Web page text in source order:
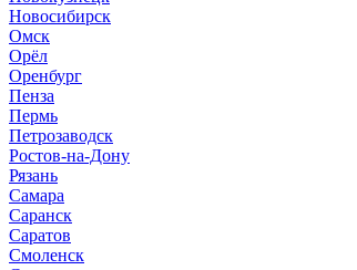
Новосибирск
Омск
Орёл
Оренбург
Пенза
Пермь
Петрозаводск
Ростов-на-Дону
Рязань
Самара
Саранск
Саратов
Смоленск